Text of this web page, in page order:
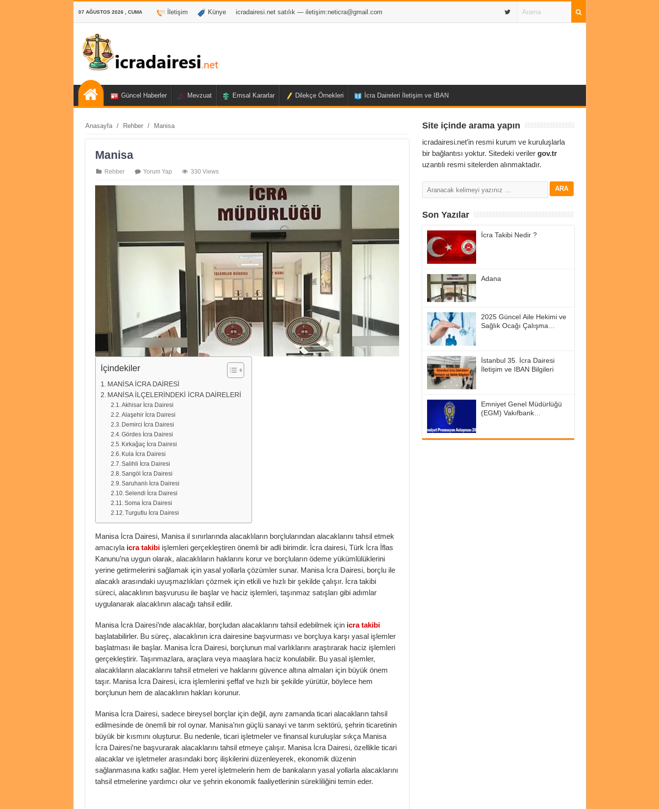
07 AĞUSTOS 2026 , CUMA İletişim Künye icradairesi.net satılık — iletişim:neticra@gmail.com
Güncel Haberler Mevzuat Emsal Kararlar Dilekçe Örnekleri İcra Daireleri İletişim ve IBAN
Anasayfa / Rehber / Manisa
Manisa
Rehber Yorum Yap 330 Views
İçindekiler
MANİSA İCRA DAİRESİ
MANİSA İLÇELERİNDEKİ İCRA DAİRELERİ
Akhisar İcra Dairesi
Alaşehir İcra Dairesi
Demirci İcra Dairesi
Gördes İcra Dairesi
Kırkağaç İcra Dairesi
Kula İcra Dairesi
Salihli İcra Dairesi
Sarıgöl İcra Dairesi
Saruhanlı İcra Dairesi
Selendi İcra Dairesi
Soma İcra Dairesi
Turgutlu İcra Dairesi
Manisa İcra Dairesi, Manisa il sınırlarında alacaklıların borçlularından alacaklarını tahsil etmek
amacıyla icra takibiişlemleri gerçekleştiren önemli bir adli birimdir. İcra dairesi, Türk İcra İflas
Kanunu’na uygun olarak, alacaklıların haklarını korur ve borçluların ödeme yükümlülüklerini
yerine getirmelerini sağlamak için yasal yollarla çözümler sunar. Manisa İcra Dairesi, borçlu ile
alacaklı arasındaki uyuşmazlıkları çözmek için etkili ve hızlı bir şekilde çalışır. İcra takibi
süreci, alacaklının başvurusu ile başlar ve haciz işlemleri, taşınmaz satışları gibi adımlar
uygulanarak alacaklının alacağı tahsil edilir.
Manisa İcra Dairesi’nde alacaklılar, borçludan alacaklarını tahsil edebilmek için icra takibi
başlatabilirler. Bu süreç, alacaklının icra dairesine başvurması ve borçluya karşı yasal işlemler
başlatması ile başlar. Manisa İcra Dairesi, borçlunun mal varlıklarını araştırarak haciz işlemleri
gerçekleştirir. Taşınmazlara, araçlara veya maaşlara haciz konulabilir. Bu yasal işlemler,
alacaklıların alacaklarını tahsil etmeleri ve haklarını güvence altına almaları için büyük önem
taşır. Manisa İcra Dairesi, icra işlemlerini şeffaf ve hızlı bir şekilde yürütür, böylece hem
borçlunun hem de alacaklının hakları korunur.
Manisa İcra Dairesi, sadece bireysel borçlar için değil, aynı zamanda ticari alacakların tahsil
edilmesinde de önemli bir rol oynar. Manisa’nın güçlü sanayi ve tarım sektörü, şehrin ticaretinin
büyük bir kısmını oluşturur. Bu nedenle, ticari işletmeler ve finansal kuruluşlar sıkça Manisa
İcra Dairesi’ne başvurarak alacaklarını tahsil etmeye çalışır. Manisa İcra Dairesi, özellikle ticari
alacaklar ve işletmeler arasındaki borç ilişkilerini düzenleyerek, ekonomik düzenin
sağlanmasına katkı sağlar. Hem yerel işletmelerin hem de bankaların yasal yollarla alacaklarını
tahsil etmelerine yardımcı olur ve şehrin ekonomik faaliyetlerinin sürekliliğini temin eder.
Site içinde arama yapın
icradairesi.net’in resmi kurum ve kuruluşlarla
bir bağlantısı yoktur. Sitedeki veriler gov.tr
uzantılı resmi sitelerden alınmaktadır.
Son Yazılar
İcra Takibi Nedir ?
Adana
2025 Güncel Aile Hekimi ve
Sağlık Ocağı Çalışma
İstanbul 35. İcra Dairesi
İletişim ve IBAN Bilgileri
Emniyet Genel Müdürlüğü
(EGM) Vakıfbank